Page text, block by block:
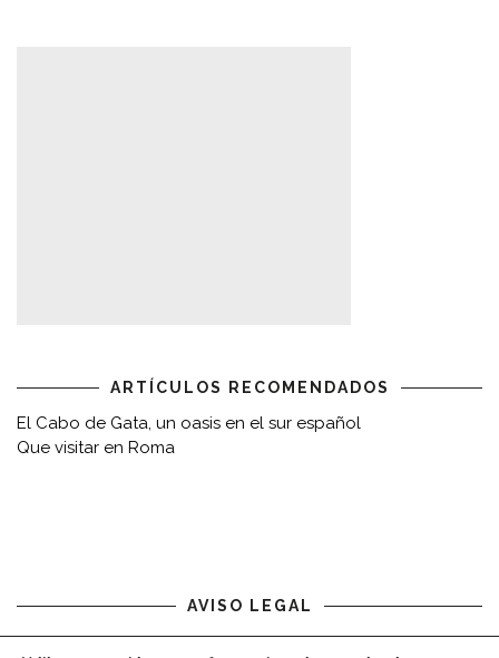
ARTÍCULOS RECOMENDADOS
El Cabo de Gata, un oasis en el sur español
Que visitar en Roma
AVISO LEGAL